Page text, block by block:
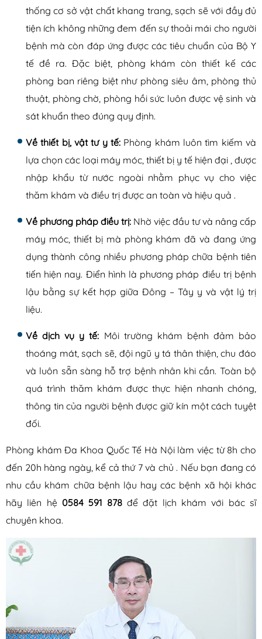
thống cơ sở vật chất khang trang, sạch sẽ với đầy đủ
tiện ích không những đem đến sự thoải mái cho người
bệnh mà còn đáp ứng được các tiêu chuẩn của Bộ Y
tế đề ra. Đặc biệt, phòng khám còn thiết kế các
phòng ban riêng biệt như phòng siêu âm, phòng thủ
thuật, phòng chờ, phòng hồi sức luôn được vệ sinh và
sát khuẩn theo đúng quy định.
Về thiết bị, vật tư y tế: Phòng khám luôn tìm kiếm và
lựa chọn các loại máy móc, thiết bị y tế hiện đại , được
nhập khẩu từ nước ngoài nhằm phục vụ cho việc
thăm khám và điều trị được an toàn và hiệu quả .
Về phương pháp điều trị: Nhờ việc đầu tư và nâng cấp
máy móc, thiết bị mà phòng khám đã và đang ứng
dụng thành công nhiều phương pháp chữa bệnh tiên
tiến hiện nay. Điển hình là phương pháp điều trị bệnh
lậu bằng sự kết hợp giữa Đông – Tây y và vật lý trị
liệu.
Về dịch vụ y tế: Môi trường khám bệnh đảm bảo
thoáng mát, sạch sẽ, đội ngũ y tá thân thiện, chu đáo
và luôn sẵn sàng hỗ trợ bệnh nhân khi cần. Toàn bộ
quá trình thăm khám được thực hiện nhanh chóng,
thông tin của người bệnh được giữ kín một cách tuyệt
đối.
Phòng khám Đa Khoa Quốc Tế Hà Nội làm việc từ 8h cho
đến 20h hàng ngày, kể cả thứ 7 và chủ . Nếu bạn đang có
nhu cầu khám chữa bệnh lậu hay các bệnh xã hội khác
hãy liên hệ 0584 591 878để đặt lịch khám với bác sĩ
chuyên khoa.